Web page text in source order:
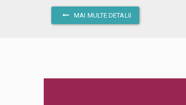
MAI MULTE DETALII